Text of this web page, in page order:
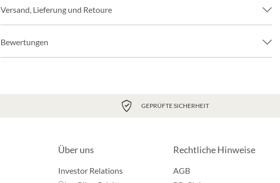
Versand, Lieferung und Retoure
Bewertungen
GEPRÜFTE SICHERHEIT
Über uns
Investor Relations
Rechtliche Hinweise
AGB